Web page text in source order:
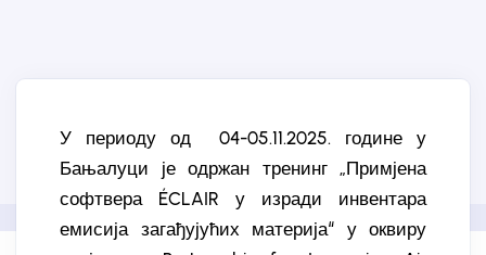
У периоду од 04-05.11.2025. године у
Бањалуци је одржан тренинг „Примјена
софтвера ÉCLAIR у изради инвентара
емисија загађујућих материја“ у оквиру